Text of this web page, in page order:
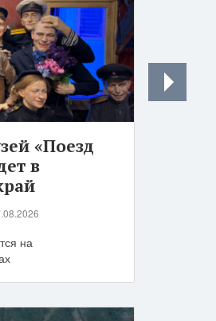
«Поезд
в
на